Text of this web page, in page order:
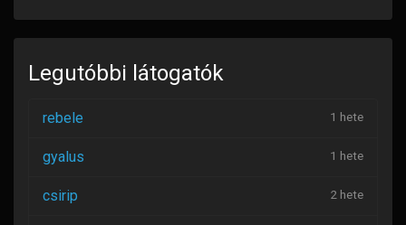
Legutóbbi látogatók
rebele 1 hete
gyalus 1 hete
csirip 2 hete